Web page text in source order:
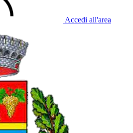
Accedi all'area